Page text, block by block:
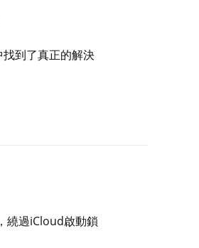
到了真正的解決
繞過iCloud啟動鎖